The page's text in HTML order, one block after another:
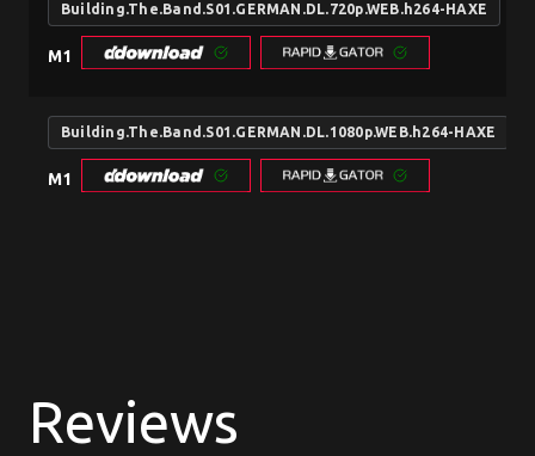
Building.The.Band.S01.GERMAN.DL.720p.WEB.h264-HAXE
M1
Building.The.Band.S01.GERMAN.DL.1080p.WEB.h264-HAXE
M1
Reviews